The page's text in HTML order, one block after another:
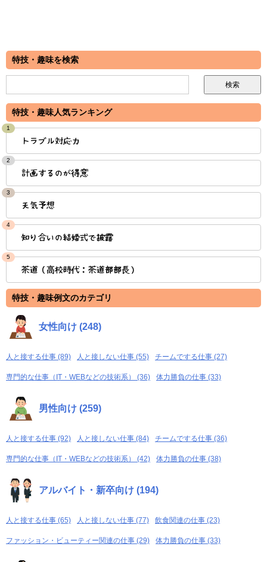
特技・趣味を検索
特技・趣味人気ランキング
1
トラブル対応力
2
計画するのが得意
3
天気予想
4
知り合いの結婚式で披露
5
茶道（高校時代：茶道部部長）
特技・趣味例文のカテゴリ
女性向け (248)
人と接する仕事 (89) 人と接しない仕事 (55) チームでする仕事 (27)
専門的な仕事（IT・WEBなどの技術系） (36) 体力勝負の仕事 (33)
男性向け (259)
人と接する仕事 (92) 人と接しない仕事 (84) チームでする仕事 (36)
専門的な仕事（IT・WEBなどの技術系） (42) 体力勝負の仕事 (38)
アルバイト・新卒向け (194)
人と接する仕事 (65) 人と接しない仕事 (77) 飲食関連の仕事 (23)
ファッション・ビューティー関連の仕事 (29) 体力勝負の仕事 (33)